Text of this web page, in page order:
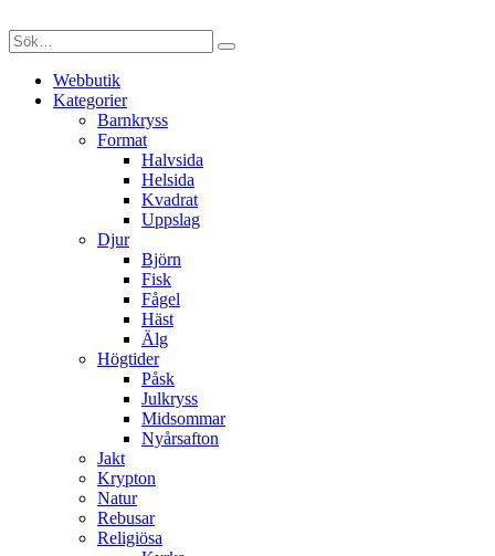
Webbutik
Kategorier
Barnkryss
Format
Halvsida
Helsida
Kvadrat
Uppslag
Djur
Björn
Fisk
Fågel
Häst
Älg
Högtider
Påsk
Julkryss
Midsommar
Nyårsafton
Jakt
Krypton
Natur
Rebusar
Religiösa